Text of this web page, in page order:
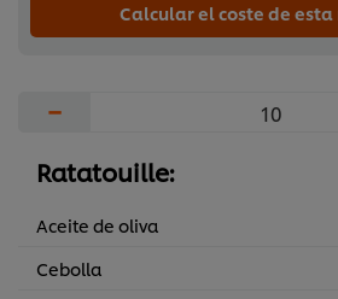
Calcular el coste de
−
Ratatouille:
Aceite de oliva
Cebolla